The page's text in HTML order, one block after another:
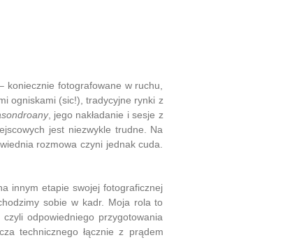
fotografowane w ruchu,
ogniskami (sic!), tradycyjne rynki z
, jego nakładanie i sesje z
jest niezwykle trudne. Na
rozmowa czyni jednak cuda.
innym etapie swojej fotograficznej
sobie w kadr. Moja rola to
odpowiedniego przygotowania
technicznego łącznie z prądem